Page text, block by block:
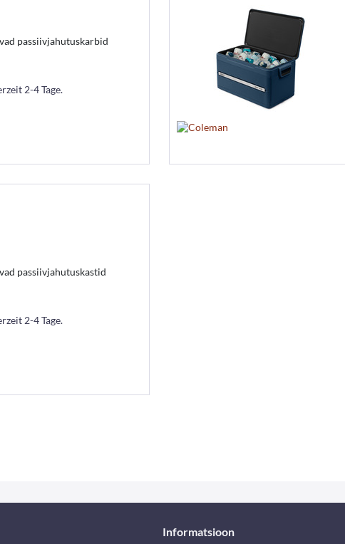
passiivjahutuskarbid
2-4 Tage.
passiivjahutuskastid
2-4 Tage.
Informatsioon